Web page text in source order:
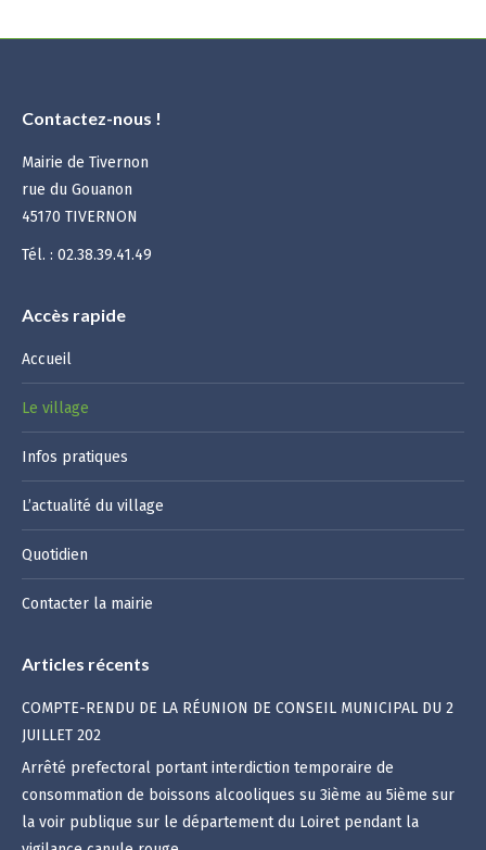
Contactez-nous !
Mairie de Tivernon
rue du Gouanon
45170 TIVERNON
Tél. : 02.38.39.41.49
Accès rapide
Accueil
Le village
Infos pratiques
L’actualité du village
Quotidien
Contacter la mairie
Articles récents
COMPTE-RENDU DE LA RÉUNION DE CONSEIL MUNICIPAL DU 2
JUILLET 202
Arrêté prefectoral portant interdiction temporaire de
consommation de boissons alcooliques su 3ième au 5ième sur
la voir publique sur le département du Loiret pendant la